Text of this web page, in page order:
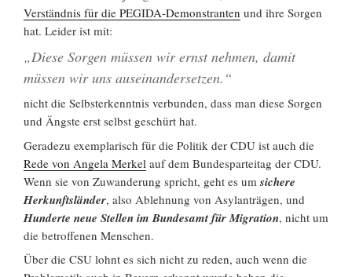
Verständnis für die PEGIDA-Demonstranten und ihre Sorgen
hat. Leider ist mit:
„Diese Sorgen müssen wir ernst nehmen, damit
müssen wir uns auseinandersetzen.“
nicht die Selbsterkenntnis verbunden, dass man diese Sorgen
und Ängste erst selbst geschürt hat.
Geradezu exemplarisch für die Politik der CDU ist auch die
Rede von Angela Merkel auf dem Bundesparteitag der CDU.
Wenn sie von Zuwanderung spricht, geht es um sichere
Herkunftsländer, also Ablehnung von Asylanträgen, und
Hunderte neue Stellen im Bundesamt für Migration, nicht um
die betroffenen Menschen.
Über die CSU lohnt es sich nicht zu reden, auch wenn die